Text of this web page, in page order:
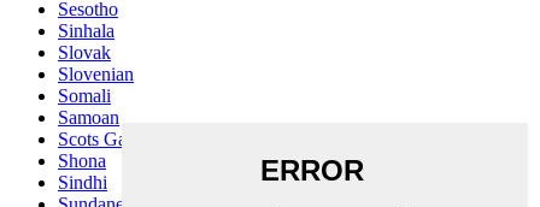
Sesotho
Sinhala
Slovak
Slovenian
Somali
Samoan
Scots Gaelic
Shona
Sindhi